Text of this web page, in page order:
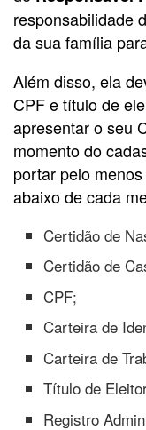
responsabilidade
da sua família
Além disso, ela
CPF e título de
apresentar o seu
momento do
portar pelo
abaixo de cada
Certidão de
Certidão de
CPF;
Carteira de
Carteira de
Título de
Registro